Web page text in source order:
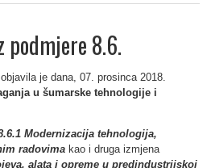
podmjere 8.6.
je dana, 07. prosinca 2018.
u šumarske tehnologije i
Modernizacija tehnologija,
radovima kao i druga izmjena
alata i opreme u predindustrijskoj